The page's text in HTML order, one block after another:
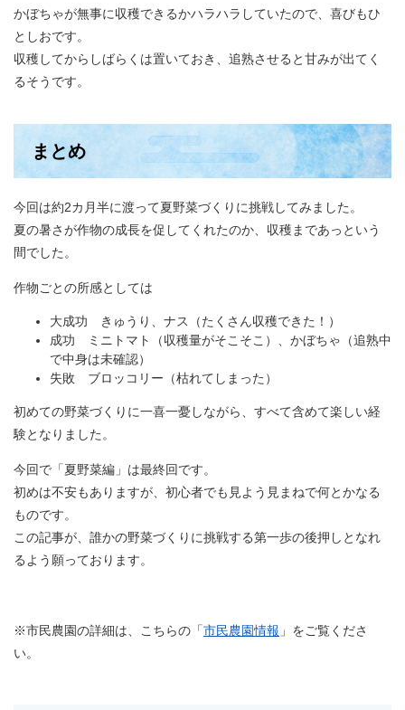
かぼちゃが無事に収穫できるかハラハラしていたので、喜びもひ
としおです。
収穫してからしばらくは置いておき、追熟させると甘みが出てく
るそうです。
まとめ
今回は約2カ月半に渡って夏野菜づくりに挑戦してみました。
夏の暑さが作物の成長を促してくれたのか、収穫まであっという
間でした。
作物ごとの所感としては
大成功 きゅうり、ナス（たくさん収穫できた！）
成功 ミニトマト（収穫量がそこそこ）、かぼちゃ（追熟中
で中身は未確認）
失敗 ブロッコリー（枯れてしまった）
初めての野菜づくりに一喜一憂しながら、すべて含めて楽しい経
験となりました。
今回で「夏野菜編」は最終回です。
初めは不安もありますが、初心者でも見よう見まねで何とかなる
ものです。
この記事が、誰かの野菜づくりに挑戦する第一歩の後押しとなれ
るよう願っております。
※市民農園の詳細は、こちらの「市民農園情報 」をご覧くださ
い。